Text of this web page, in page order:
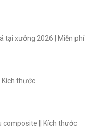
tại xưởng 2026 | Miễn phí
Kích thước
composite || Kích thước